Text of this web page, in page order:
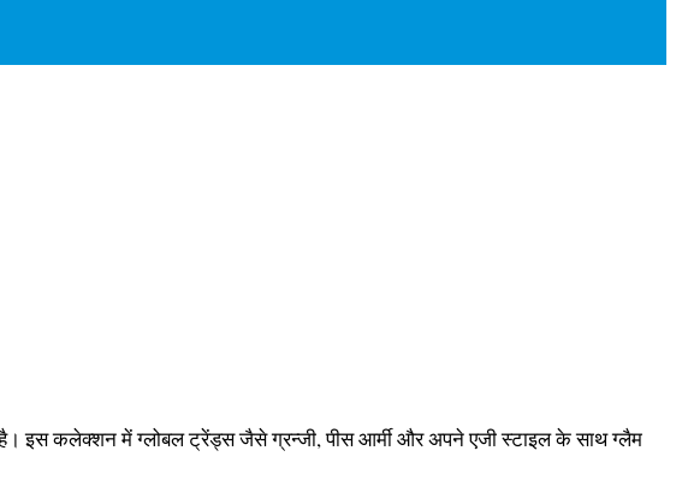
कलेक्शन में ग्लोबल ट्रेंड्स जैसे ग्रन्जी, पीस आर्मी और अपने एजी स्टाइल के साथ ग्लैम